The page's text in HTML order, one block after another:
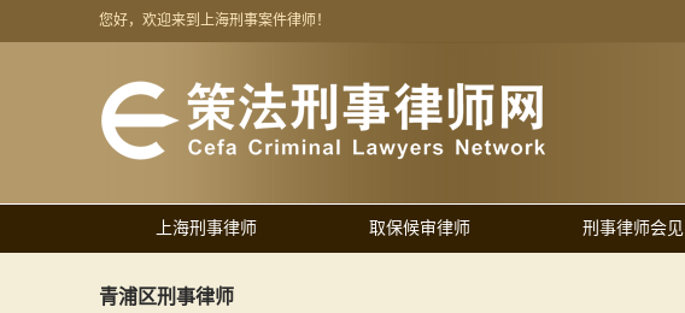
您好，欢迎来到上海刑事案件律师！
上海刑事律师 取保候审律师 刑事律师会见
青浦区刑事律师